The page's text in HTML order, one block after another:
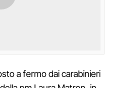
a fermo dai carabinieri